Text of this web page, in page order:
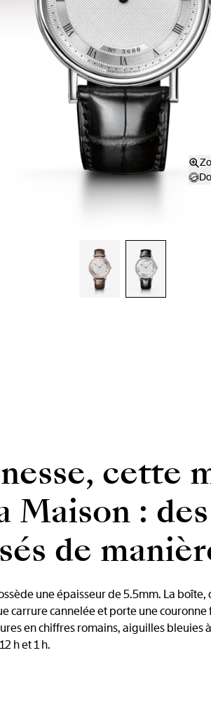
cette
:
de
une épaisseur de 5.5mm. La
carrure cannelée et porte une
en chiffres romains, aiguilles
h et 1 h.